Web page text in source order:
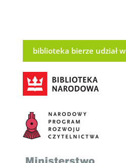
biblioteka bierze udział w